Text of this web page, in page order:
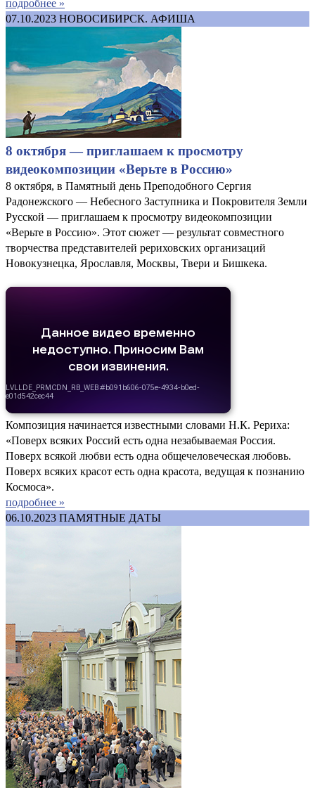
подробнее »
07.10.2023 НОВОСИБИРСК. АФИША
8 октября — приглашаем к просмотру
видеокомпозиции «Верьте в Россию»
8 октября, в Памятный день Преподобного Сергия
Радонежского — Небесного Заступника и Покровителя Земли
Русской — приглашаем к просмотру видеокомпозиции
«Верьте в Россию». Этот сюжет — результат совместного
творчества представителей рериховских организаций
Новокузнецка, Ярославля, Москвы, Твери и Бишкека.
Композиция начинается известными словами Н.К. Рериха:
«Поверх всяких Россий есть одна незабываемая Россия.
Поверх всякой любви есть одна общечеловеческая любовь.
Поверх всяких красот есть одна красота, ведущая к познанию
Космоса».
подробнее »
06.10.2023 ПАМЯТНЫЕ ДАТЫ